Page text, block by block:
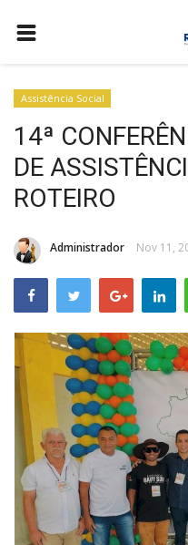
A CIDADE
WEB MAIL
SECRETARIAS
EDUCAÇÃO
ESPORTES
FALE CONOSCO
Assistência Social
14ª
DE
ROTEIRO
Administrador Nov 11,